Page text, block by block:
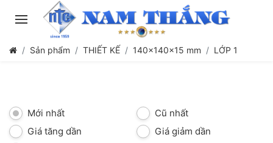
Sản phẩm THIẾT KẾ 140x140x15 mm LỚP 1
Mới nhất
Cũ nhất
Giá tăng dần
Giá giảm dần